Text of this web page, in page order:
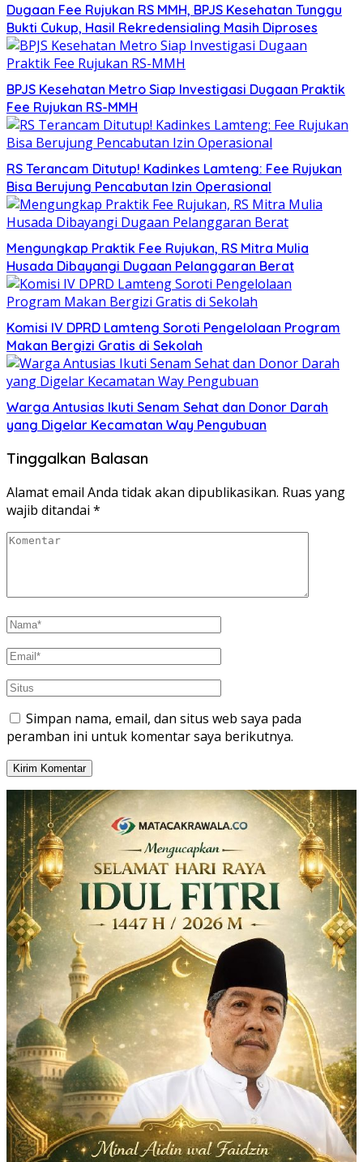
Dugaan Fee Rujukan RS MMH, BPJS Kesehatan Tunggu
Bukti Cukup, Hasil Rekredensialing Masih Diproses
BPJS Kesehatan Metro Siap Investigasi Dugaan Praktik
Fee Rujukan RS-MMH
RS Terancam Ditutup! Kadinkes Lamteng: Fee Rujukan
Bisa Berujung Pencabutan Izin Operasional
Mengungkap Praktik Fee Rujukan, RS Mitra Mulia
Husada Dibayangi Dugaan Pelanggaran Berat
Komisi IV DPRD Lamteng Soroti Pengelolaan Program
Makan Bergizi Gratis di Sekolah
Warga Antusias Ikuti Senam Sehat dan Donor Darah
yang Digelar Kecamatan Way Pengubuan
Tinggalkan Balasan
Alamat email Anda tidak akan dipublikasikan. Ruas yang
wajib ditandai *
Simpan nama, email, dan situs web saya pada
peramban ini untuk komentar saya berikutnya.